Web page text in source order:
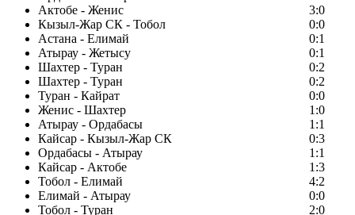
Актобе - Женис
3:0
Кызыл-Жар СК - Тобол
0:0
Астана - Елимай
0:1
Атырау - Жетысу
0:1
Шахтер - Туран
0:2
Шахтер - Туран
0:2
Туран - Кайрат
0:0
Женис - Шахтер
1:0
Атырау - Ордабасы
1:1
Кайсар - Кызыл-Жар СК
0:3
Ордабасы - Атырау
1:1
Кайсар - Актобе
1:3
Тобол - Елимай
4:2
Елимай - Атырау
0:0
Тобол - Туран
2:0